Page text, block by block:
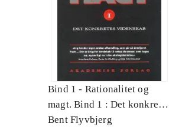
Bind 1 - Rationalitet og
magt. Bind 1 : Det konkretes
videnskab
Bent Flyvbjerg